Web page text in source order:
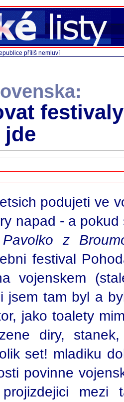
příliš nemluví
podujeti ve
napad - a
z
festival
vojenskem
jsem tam byl a
jako toalety
diry,
set! mladiku
povinne
mezi